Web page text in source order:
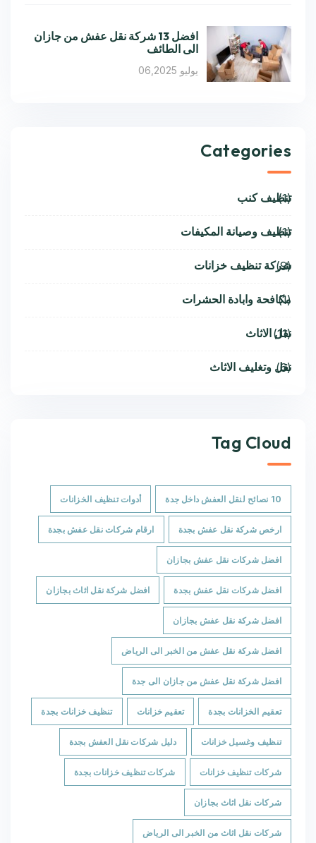
افضل 13 شركة نقل عفش من جازان
الى الطائف
يوليو 06,2025
Categories
تنظيف كنب
(1)
تنظيف وصيانة المكيفات
(1)
شركة تنظيف خزانات
(9)
مكافحة وابادة الحشرات
(1)
نقل الاثاث
(11)
نقل وتغليف الاثاث
(6)
Tag Cloud
10 نصائح لنقل العفش داخل جدة أدوات تنظيف الخزانات
ارخص شركة نقل عفش بجدة ارقام شركات نقل عفش بجدة
افضل شركات نقل عفش بجازان
افضل شركات نقل عفش بجدة افضل شركة نقل اثاث بجازان
افضل شركة نقل عفش بجازان
افضل شركة نقل عفش من الخبر الى الرياض
افضل شركة نقل عفش من جازان الى جدة
تعقيم الخزانات بجدة تعقيم خزانات تنظيف خزانات بجدة
تنظيف وغسيل خزانات دليل شركات نقل العفش بجدة
شركات تنظيف خزانات شركات تنظيف خزانات بجدة
شركات نقل اثاث بجازان
شركات نقل اثاث من الخبر الى الرياض